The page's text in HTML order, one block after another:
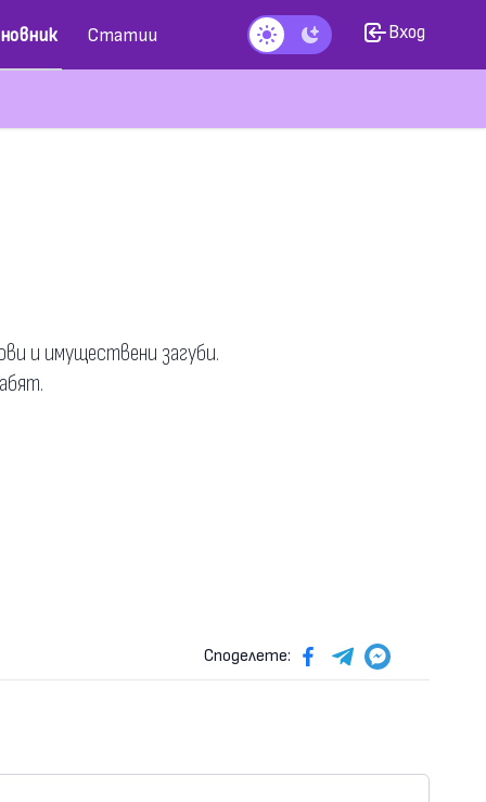
Статии Тъмен режим
Вход
и имуществени загуби.
Споделете: